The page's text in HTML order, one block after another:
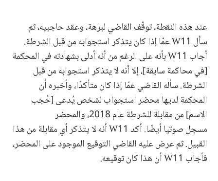
عند هذه النقطة، توقّف القاضي لبرهة، وعقد حاجبيه، ثم
سأل W11 عمّا إذا كان يتذكر استجوابه من قبل الشرطة.
أجاب W11 بأنه على الرغم من أنه أدلى بشهادته في المحكمة
[في محاكمة سابقة]، إلا أنه لا يتذكر استجوابه من قبل
الشرطة. سأله القاضي عمّا إذا كان متأكدًا، وأخبره أن
المحكمة لديها محضر استجواب لشخص يُدعى [حُجب
الاسم] من مقابلة للشرطة عام 2018، والمحضر
مسجل صوتيا أيضًا. أكد W11 أنه لا يتذكر أي مقابلة من هذا
القبيل. ثم عرض عليه القاضي التوقيع الموجود على المحضر،
فأجاب W11 أن هذا كان توقيعه.